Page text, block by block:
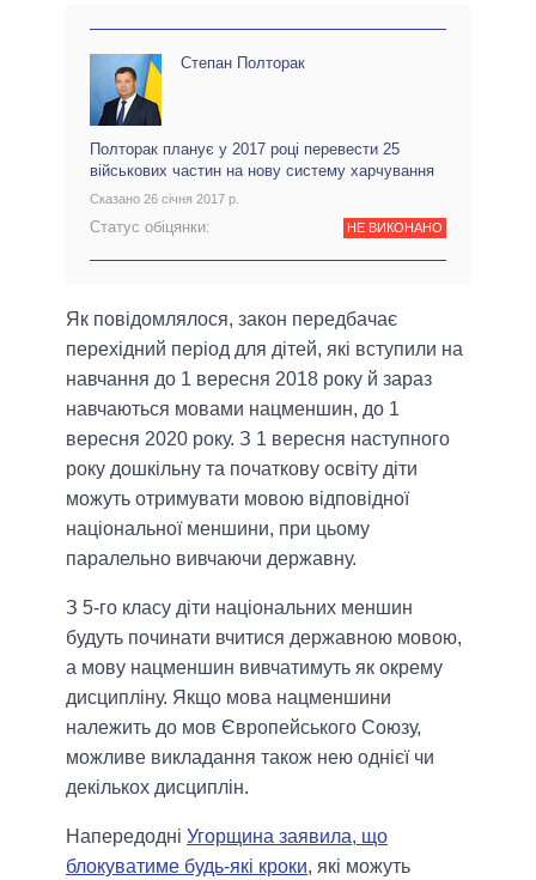
Степан Полторак
Полторак планує у 2017 році перевести 25
військових частин на нову систему харчування
Сказано 26 січня 2017 р.
Статус обіцянки: НЕ ВИКОНАНО
Як повідомлялося, закон передбачає
перехідний період для дітей, які вступили на
навчання до 1 вересня 2018 року й зараз
навчаються мовами нацменшин, до 1
вересня 2020 року. З 1 вересня наступного
року дошкільну та початкову освіту діти
можуть отримувати мовою відповідної
національної меншини, при цьому
паралельно вивчаючи державну.
З 5-го класу діти національних меншин
будуть починати вчитися державною мовою,
а мову нацменшин вивчатимуть як окрему
дисципліну. Якщо мова нацменшини
належить до мов Європейського Союзу,
можливе викладання також нею однієї чи
декількох дисциплін.
Напередодні Угорщина заявила, що
блокуватиме будь-які кроки, які можуть